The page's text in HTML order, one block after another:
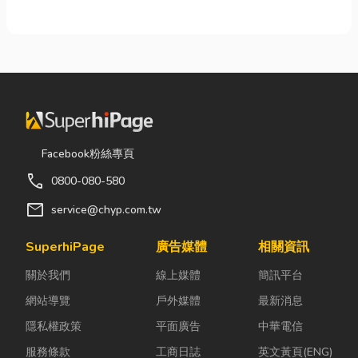
Facebook粉絲專頁
call 0800-080-580
mail service@chyp.com.tw
SuperhiPage
關於我們
網站導覽
隱私權政策
服務條款
廣告媒體
線上媒體
戶外媒體
平面廣告
工商日誌
相關資訊
簡訊平台
最新消息
中華電信
英文黃頁(ENG)